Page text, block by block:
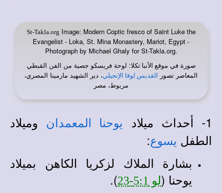
St-Takla.org Image: Modern Coptic fresco of Saint Luke the
Evangelist - Loka, St. Mina Monastery, Mariot, Egypt -
Photograph by Michael Ghaly for St-Takla.org.
صورة في موقع الأنبا تكلا: لوحة فريسكو جصية من الفن القبطي
المعاصر تصور
القديس لوقا الإنجيلي، دير الشهيد مارمينا المصري،
مريوط، مصر
1- أحداث ميلاد يوحنا المعمدان
وميلاد
الطفل يسوع:
بشارة الملاك لزكريا الكاهن بميلاد
يوحنا (لو 5:1-23
).